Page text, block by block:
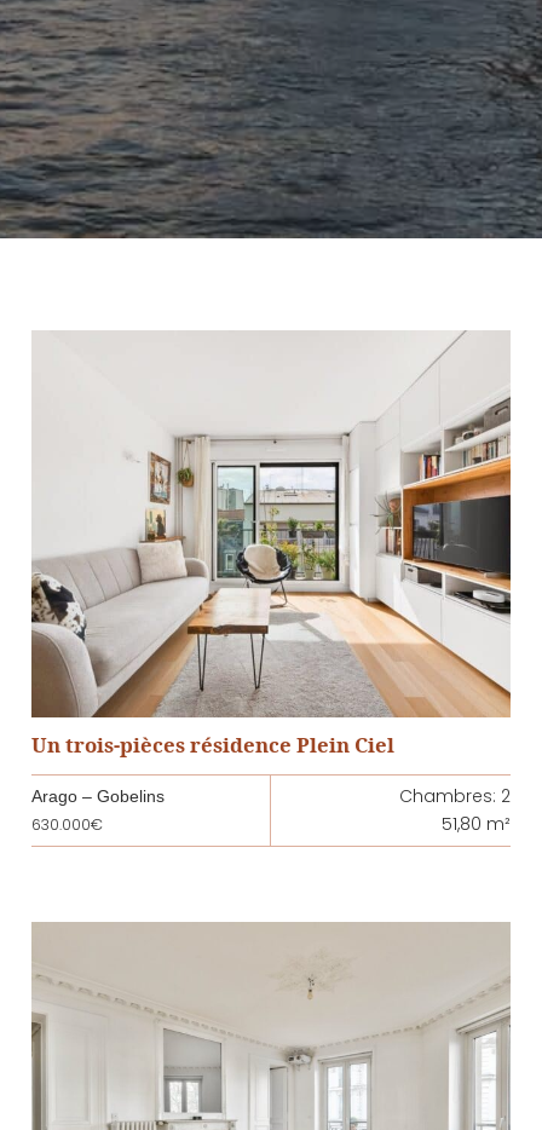
Un trois-pièces résidence Plein Ciel
Arago – Gobelins
630.000€
Chambres: 2
51,80 m²